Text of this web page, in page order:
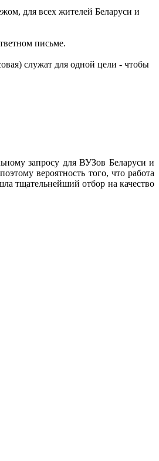
для всех жителей Беларуси и
письме.
служат для одной цели - чтобы
запросу для ВУЗов Беларуси и
вероятность того, что работа
тщательнейший отбор на качество